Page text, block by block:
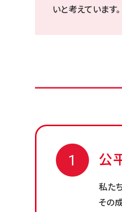
いと考えています。
公
私た
その